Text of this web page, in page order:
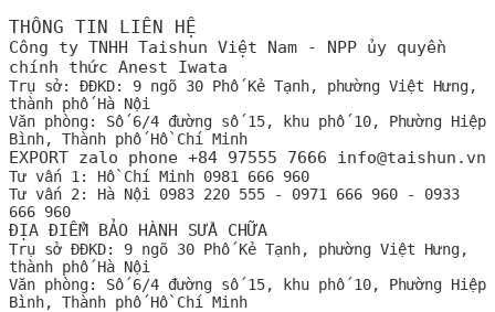
THÔNG TIN LIÊN HỆ
Công ty TNHH Taishun Việt Nam - NPP ủy quyền
chính thức Anest Iwata
Trụ sở:
ĐĐKD: 9 ngõ 30 Phố Kẻ Tạnh, phường Việt Hưng,
thành phố Hà Nội
Văn phòng:
Số 6/4 đường số 15, khu phố 10, Phường Hiệp
Bình, Thành phố Hồ Chí Minh
EXPORT zalo phone +84 97555 7666 info@taishun.vn
Tư vấn 1:
Hồ Chí Minh 0981 666 960
Tư vấn 2:
Hà Nội 0983 220 555 - 0971 666 960 - 0933
666 960
ĐỊA ĐIỂM BẢO HÀNH SỬA CHỮA
Trụ sở ĐĐKD: 9 ngõ 30 Phố Kẻ Tạnh, phường Việt Hưng,
thành phố Hà Nội
Văn phòng:
Số 6/4 đường số 15, khu phố 10, Phường Hiệp
Bình, Thành phố Hồ Chí Minh